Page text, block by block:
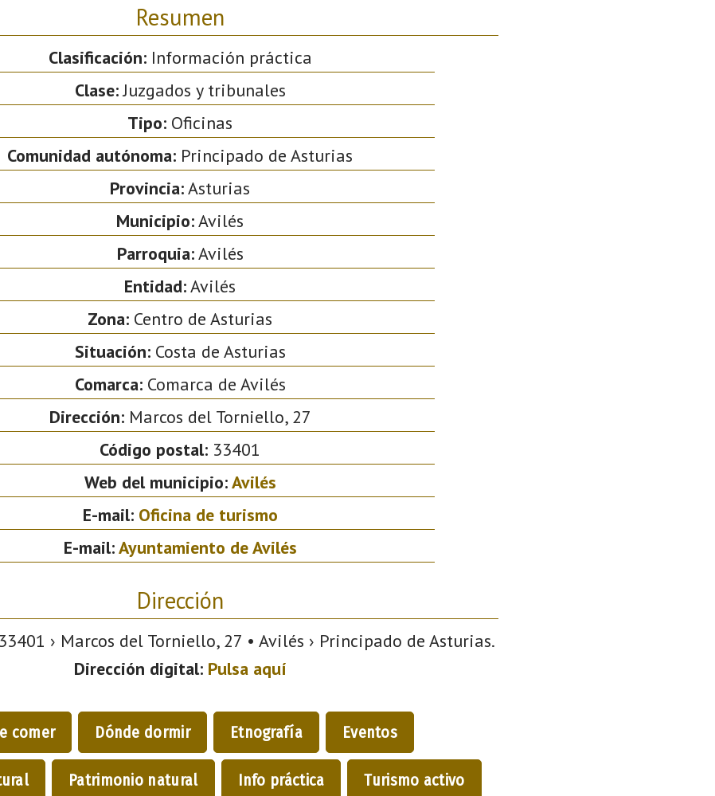
Resumen
Clasificación:Información práctica
Clase:Juzgados y tribunales
Tipo: Oficinas
Comunidad autónoma: Principado de Asturias
Provincia:Asturias
Municipio:Avilés
Parroquia:Avilés
Entidad:Avilés
Zona: Centro de Asturias
Situación:Costa de Asturias
Comarca:Comarca de Avilés
Dirección:Marcos del Torniello, 27
Código postal: 33401
Web del municipio:Avilés
E-mail: Oficina de turismo
E-mail:Ayuntamiento de Avilés
Dirección
› Marcos del Torniello, 27 • Avilés › Principado de Asturias.
Dirección digital: Pulsa aquí
comer Dónde dormir Etnografía Eventos
Patrimonio natural Info práctica Turismo activo